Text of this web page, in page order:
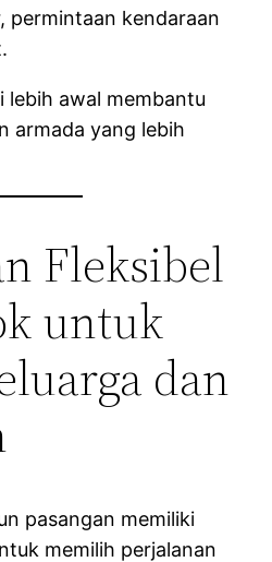
permintaan kendaraan
lebih awal membantu
armada yang lebih
Fleksibel
untuk
dan
pasangan memiliki
memilih perjalanan